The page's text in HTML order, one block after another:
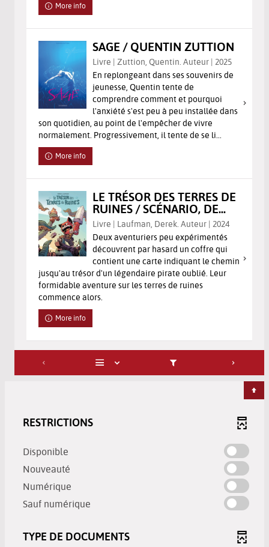
More info
SAGE / QUENTIN ZUTTION
Livre | Zuttion, Quentin. Auteur | 2025
En replongeant dans ses souvenirs de
jeunesse, Quentin tente de
comprendre comment et pourquoi
l'anxiété s'est peu à peu installée dans
son quotidien, au point de l'empêcher de vivre
normalement. Progressivement, il tente de se li...
More info
LE TRÉSOR DES TERRES DE
RUINES / SCÉNARIO, DE...
Livre | Laufman, Derek. Auteur | 2024
Deux aventuriers peu expérimentés
découvrent par hasard un coffre qui
contient une carte indiquant le chemin
jusqu'au trésor d'un légendaire pirate oublié. Leur
formidable aventure sur les terres de ruines
commence alors.
More info
RESTRICTIONS
Disponible
-
to
add
the
search
Nouveauté
-
check
to
add
filter
Numérique
-
check
to
the
Sauf numérique
-
add
TYPE DE DOCUMENTS